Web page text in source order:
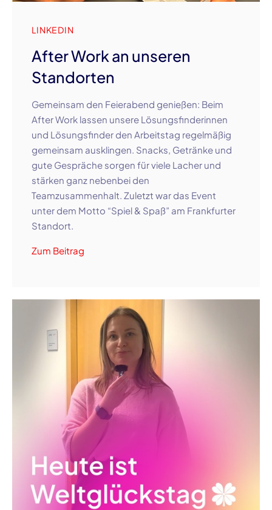
LINKEDIN
After Work an unseren
Standorten
Gemeinsam den Feierabend genießen: Beim
After Work lassen unsere Lösungsfinderinnen
und Lösungsfinder den Arbeitstag regelmäßig
gemeinsam ausklingen. Snacks, Getränke und
gute Gespräche sorgen für viele Lacher und
stärken ganz nebenbei den
Teamzusammenhalt. Zuletzt war das Event
unter dem Motto “Spiel & Spaß” am Frankfurter
Standort.
Zum Beitrag